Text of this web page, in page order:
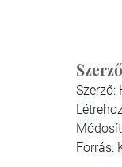
Szerző:
Forrás: